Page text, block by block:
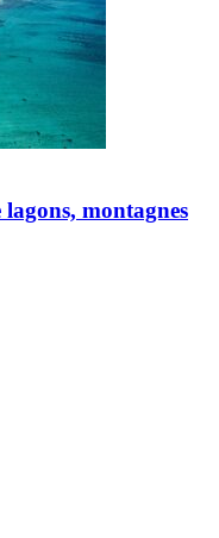
montagnes